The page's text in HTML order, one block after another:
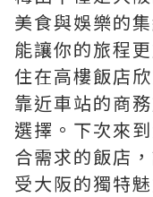
美食與娛樂的
能讓你的旅程
住在高樓飯店
靠近車站的商
選擇。下次來
合需求的飯店
受大阪的獨特魅